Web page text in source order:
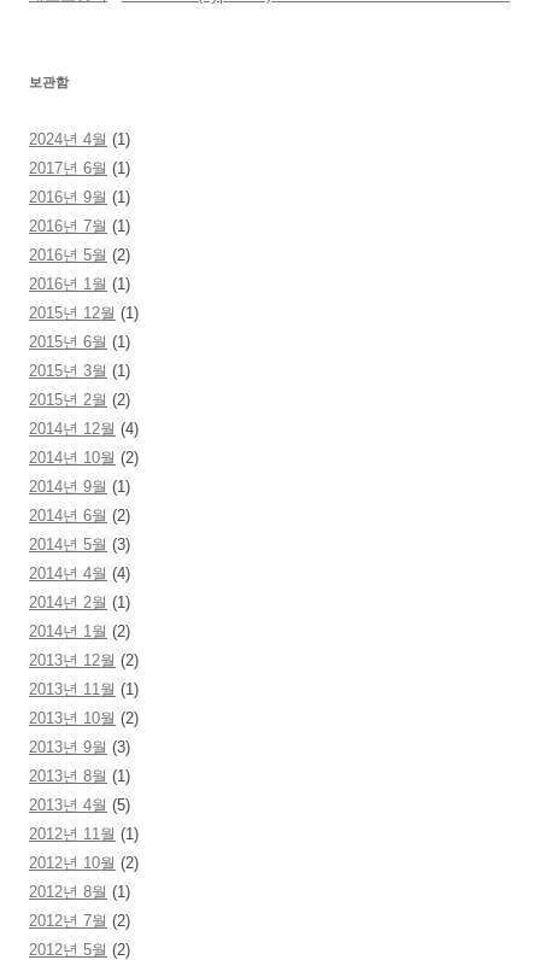
보관함
2024년 4월 (1)
2017년 6월 (1)
2016년 9월 (1)
2016년 7월 (1)
2016년 5월 (2)
2016년 1월 (1)
2015년 12월 (1)
2015년 6월 (1)
2015년 3월 (1)
2015년 2월 (2)
2014년 12월 (4)
2014년 10월 (2)
2014년 9월 (1)
2014년 6월 (2)
2014년 5월 (3)
2014년 4월 (4)
2014년 2월 (1)
2014년 1월 (2)
2013년 12월 (2)
2013년 11월 (1)
2013년 10월 (2)
2013년 9월 (3)
2013년 8월 (1)
2013년 4월 (5)
2012년 11월 (1)
2012년 10월 (2)
2012년 8월 (1)
2012년 7월 (2)
2012년 5월 (2)